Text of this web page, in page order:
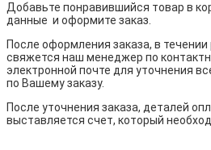
Добавьте понравившийся товар в
данные и оформите заказ.
После оформления заказа, в
свяжется наш менеджер по
электронной почте для уточнения
по Вашему заказу.
После уточнения заказа, деталей
выставляется счет, который